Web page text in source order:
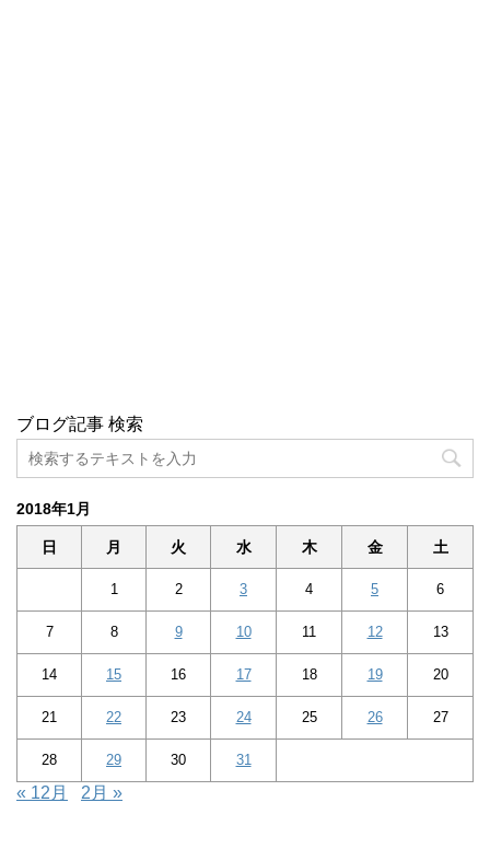
ブログ記事 検索
2018年1月
日 月 火 水 木 金 土
1 2 3 4 5 6
7 8 9 10 11 12 13
14 15 16 17 18 19 20
21 22 23 24 25 26 27
28 29 30 31
« 12月 2月 »